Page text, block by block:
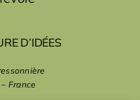
D’IDÉES
France